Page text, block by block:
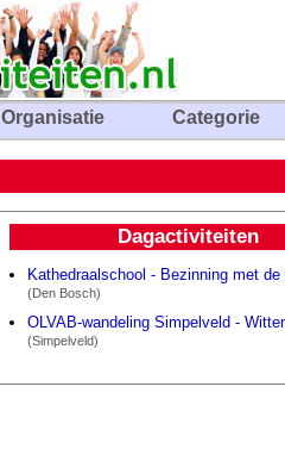
Organisatie Categorie
Dagactiviteiten
Kathedraalschool - Bezinning met
(Den Bosch)
OLVAB-wandeling Simpelveld -
(Simpelveld)